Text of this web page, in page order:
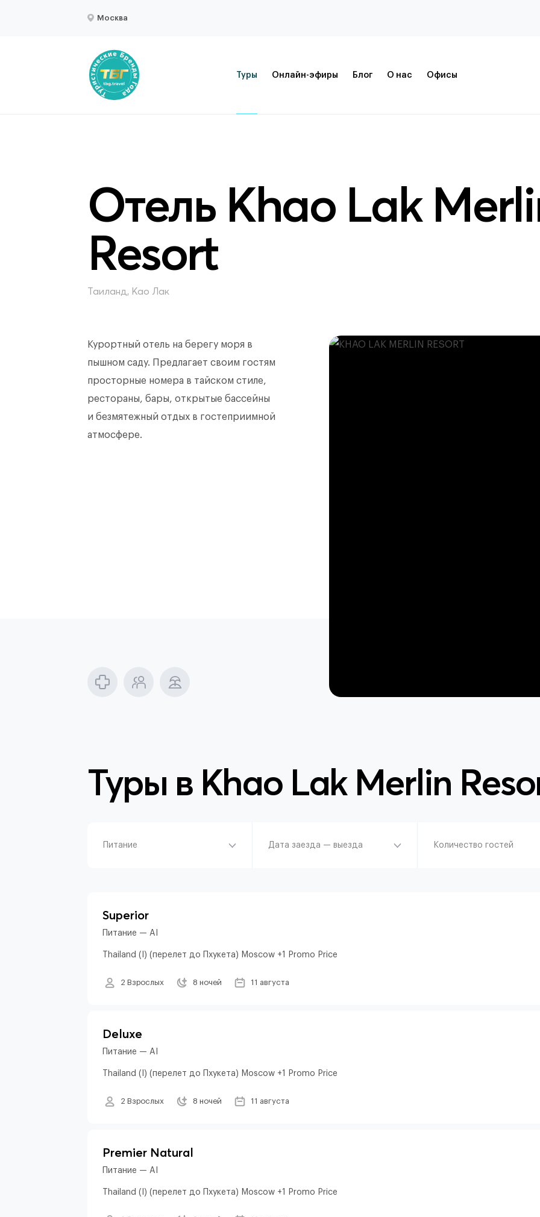
Москва
Туры Онлайн-эфиры Блог О нас Офисы
Отель Khao Lak
Resort
Таиланд, Као Лак
Курортный отель на берегу моря в
пышном саду. Предлагает своим гостям
просторные номера в тайском стиле,
рестораны, бары, открытые бассейны
и безмятежный отдых в гостеприимной
атмосфере.
Туры в Khao Lak Merlin
Питание Дата заезда — выезда Количество гостей
Superior
Питание — AI
Thailand (I) (перелет до Пхукета) Moscow +1 Promo Price
2 Взрослых 8 ночей 11 августа
Deluxe
Питание — AI
Thailand (I) (перелет до Пхукета) Moscow +1 Promo Price
2 Взрослых 8 ночей 11 августа
Premier Natural
Питание — AI
Thailand (I) (перелет до Пхукета) Moscow +1 Promo Price